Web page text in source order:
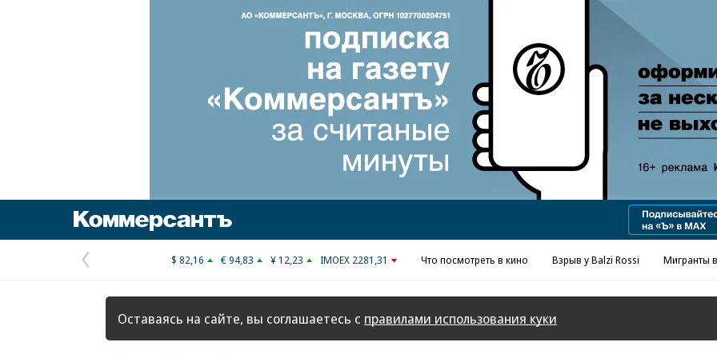
Реклама в «Ъ» www.kommersant.ru/ad
Предыдущая
страница
$ 82,16 € 94,83 ¥ 12,23 IMOEX 2281,31 Что посмотреть в кино Взрыв у Balzi Rossi Мигранты
Оставаясь на сайте, вы соглашаетесь с правилами использования куки